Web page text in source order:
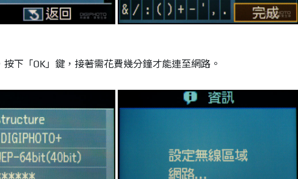
下「OK」鍵，接著需花費幾分鐘才能連至網路。